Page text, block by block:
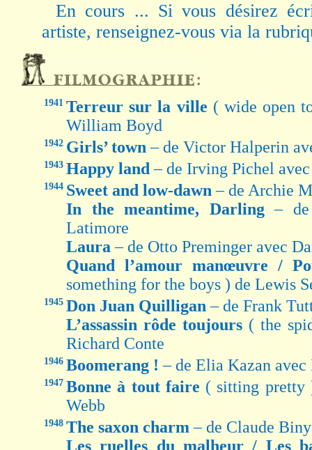
En cours ... Si vous désirez
artiste, renseignez-vous via la
1941 Terreur sur la ville ( wide open
William Boyd
1942 Girls’ town– de Victor Halperin
1943 Happy land– de Irving Pichel
1944 Sweet and low-dawn– de Archie
In the meantime, Darling– de
Latimore
Laura– de Otto Preminger avec
Quand l’amour manœuvre /
something for the boys ) de Lewis
1945 Don Juan Quilligan– de Frank
L’assassin rôde toujours ( the
Richard Conte
1946 Boomerang !– de Elia Kazan avec
1947 Bonne à tout faire ( sitting pretty
Webb
1948 The saxon charm– de Claude
Les ruelles du malheur / Les